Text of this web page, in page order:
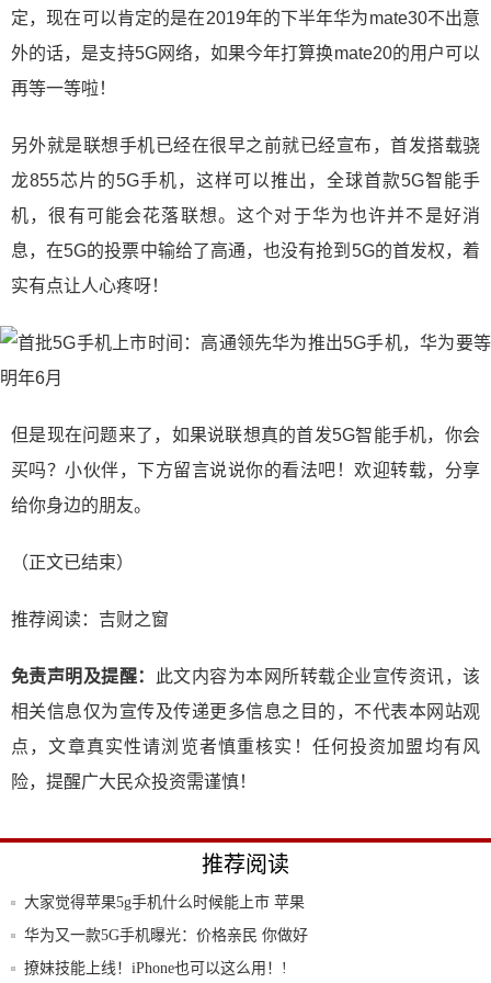
定，现在可以肯定的是在2019年的下半年华为mate30不出意
外的话，是支持5G网络，如果今年打算换mate20的用户可以
再等一等啦！
另外就是联想手机已经在很早之前就已经宣布，首发搭载骁
龙855芯片的5G手机，这样可以推出，全球首款5G智能手
机，很有可能会花落联想。这个对于华为也许并不是好消
息，在5G的投票中输给了高通，也没有抢到5G的首发权，着
实有点让人心疼呀！
但是现在问题来了，如果说联想真的首发5G智能手机，你会
买吗？小伙伴，下方留言说说你的看法吧！欢迎转载，分享
给你身边的朋友。
（正文已结束）
推荐阅读： 吉财之窗
免责声明及提醒：
此文内容为本网所转载企业宣传资讯，该
相关信息仅为宣传及传递更多信息之目的，不代表本网站观
点，文章真实性请浏览者慎重核实！任何投资加盟均有风
险，提醒广大民众投资需谨慎！
推荐阅读
大家觉得苹果5g手机什么时候能上市 苹果
5g
华为又一款5G手机曝光：价格亲民 你做好
心理
撩妹技能上线！iPhone也可以这么用！!